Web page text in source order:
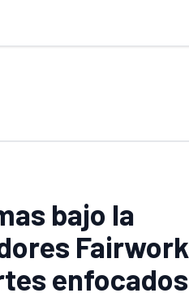
bajo la
Fairwork
enfocados